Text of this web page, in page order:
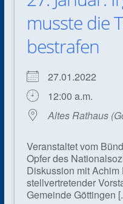
musste die
bestrafen
27.01.2022
12:00 a.m.
Altes Rathaus
Veranstaltet vom
Opfer des
Diskussion mit
stell­vertretender
Gemeinde Göttingen